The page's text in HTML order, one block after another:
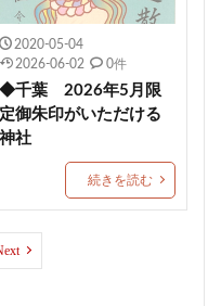
梨木神社 元三島神社
手稲神社
和歌山縣護國神社
茅の輪御朱印 戸澤神社
式
北野天満宮
天満宮 九州
ソン合格祈願絵馬
2020-05-04
2026-06-02
0件
◆千葉 2026年5月限
定御朱印がいただける
神社
続きを読む